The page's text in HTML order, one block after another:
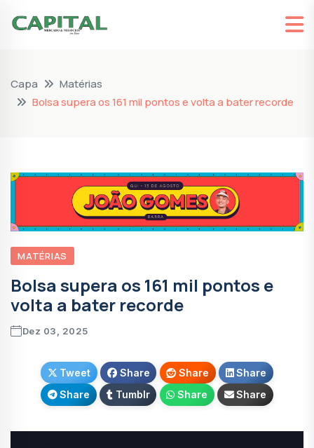
Capa
Matérias
Bolsa supera os 161 mil pontos e volta a bater recorde
MATÉRIAS
Bolsa supera os 161 mil pontos e
volta a bater recorde
Dez 03, 2025
Tweet Share Share
Share
Share
Tumblr Share Share